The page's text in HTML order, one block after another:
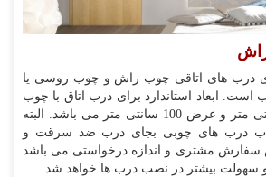
درب های اتاقی چوب راش و چوب روسی یا
است. ابعاد استاندارد برای درب اتاق با چوب
راش ارتفاع 240 سانتی متر و عرض 100 سانتی متر می باشد. البته
درب های چوبی بجای درب ضد سرقت و
سفارش مشتری و اندازه درخواستی می باشد
سهولت بیشتر در نصب درب ها خواهد شد.